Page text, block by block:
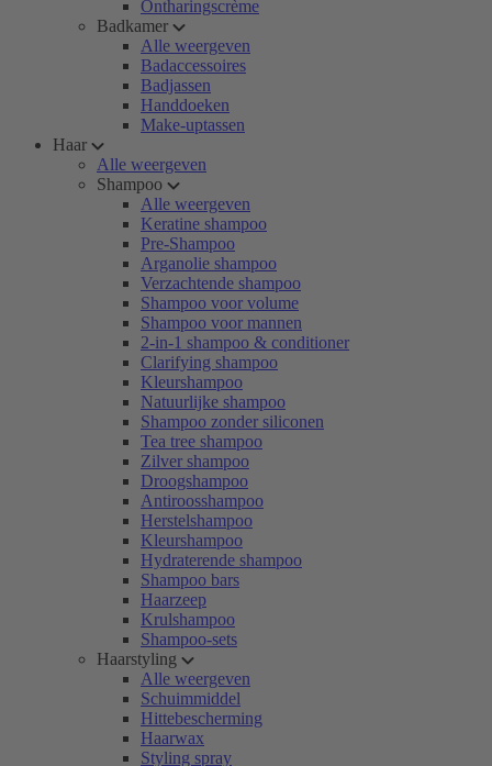
Ontharingscrème
Badkamer
Alle weergeven
Badaccessoires
Badjassen
Handdoeken
Make-uptassen
Haar
Alle weergeven
Shampoo
Alle weergeven
Keratine shampoo
Pre-Shampoo
Arganolie shampoo
Verzachtende shampoo
Shampoo voor volume
Shampoo voor mannen
2-in-1 shampoo & conditioner
Clarifying shampoo
Kleurshampoo
Natuurlijke shampoo
Shampoo zonder siliconen
Tea tree shampoo
Zilver shampoo
Droogshampoo
Antiroosshampoo
Herstelshampoo
Kleurshampoo
Hydraterende shampoo
Shampoo bars
Haarzeep
Krulshampoo
Shampoo-sets
Haarstyling
Alle weergeven
Schuimmiddel
Hittebescherming
Haarwax
Styling spray